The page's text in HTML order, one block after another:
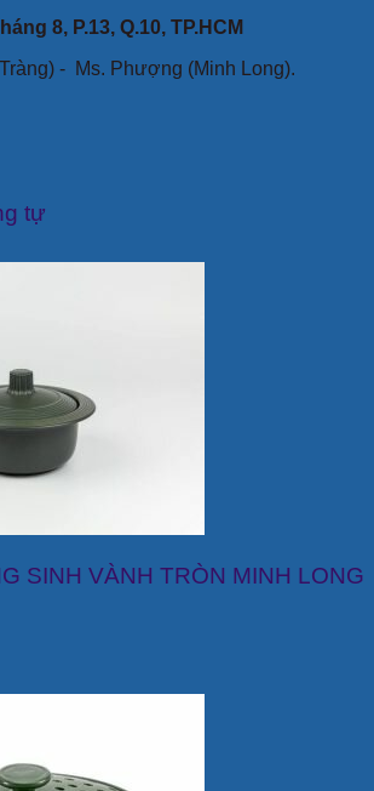
8, P.13, Q.10, TP.HCM
- Ms. Phượng (Minh Long).
tự
SINH VÀNH TRÒN MINH LONG